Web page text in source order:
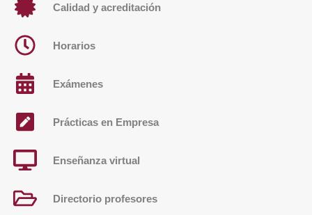
Calidad y acreditación
Horarios
Exámenes
Prácticas en Empresa
Enseñanza virtual
Directorio profesores